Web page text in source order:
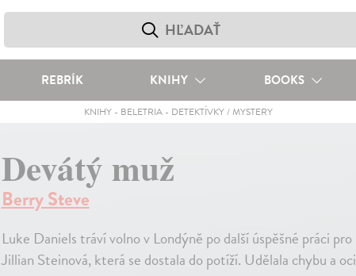
REBRÍK KNIHY BOOKS
KNIHY- BELETRIA- DETEKTÍVKY / MYSTERY
Devátý muž
Berry Steve
Luke Daniels tráví volno v Londýně po další úspěšné práci
Jillian Steinová, která se dostala do potíží. Udělala chybu a